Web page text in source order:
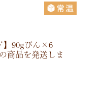
】90gびん×6
商品を発送しま